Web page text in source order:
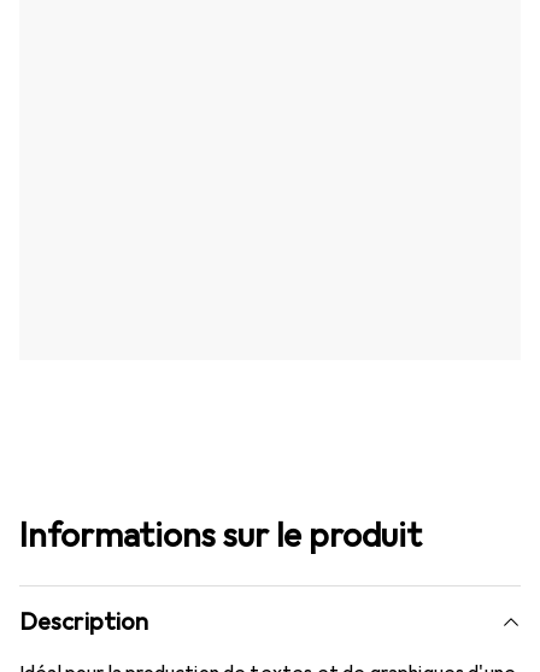
Informations sur le produit
Description